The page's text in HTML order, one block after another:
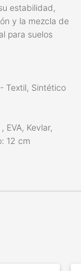
estabilidad,
y la mezcla de
para suelos
Textil, Sintético
EVA, Kevlar,
12 cm